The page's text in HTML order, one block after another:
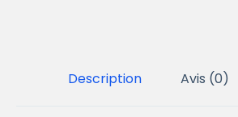
Description Avis (0)